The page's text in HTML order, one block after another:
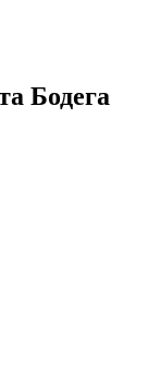
Бодега